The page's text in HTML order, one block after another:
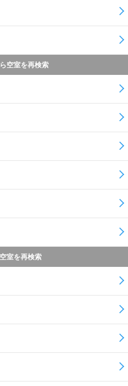
空室を再検索
室を再検索